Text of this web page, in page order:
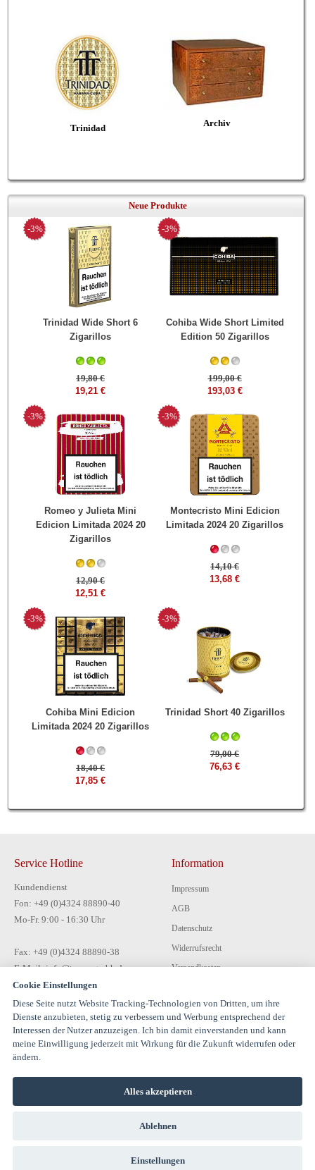
Trinidad Archiv
Neue Produkte
Trinidad Wide Short 6
Zigarillos
19,80 €
19,21 €
-3%
Cohiba Wide Short Limited
Edition 50 Zigarillos
199,00 €
193,03 €
-3%
Romeo y Julieta Mini
Edicion Limitada 2024 20
Zigarillos
12,90 €
12,51 €
-3%
Montecristo Mini Edicion
Limitada 2024 20 Zigarillos
14,10 €
13,68 €
-3%
Cohiba Mini Edicion
Limitada 2024 20 Zigarillos
18,40 €
17,85 €
-3%
Trinidad Short 40 Zigarillos
79,00 €
76,63 €
-3%
Service Hotline
Kundendienst
Fon: +49 (0)4324 88890-40
Mo-Fr. 9:00 - 16:30 Uhr
Fax: +49 (0)4324 88890-38
E-Mail: info@tecon-gmbh.de
Information
Impressum
AGB
Datenschutz
Widerrufsrecht
Versandkosten
Kontakt
Cookie Einstellungen
Diese Seite nutzt Website Tracking-Technologien von Dritten, um ihre
Dienste anzubieten, stetig zu verbessern und Werbung entsprechend der
Interessen der Nutzer anzuzeigen. Ich bin damit einverstanden und kann
meine Einwilligung jederzeit mit Wirkung für die Zukunft widerrufen oder
ändern.
Alles akzeptieren
Ablehnen
Einstellungen